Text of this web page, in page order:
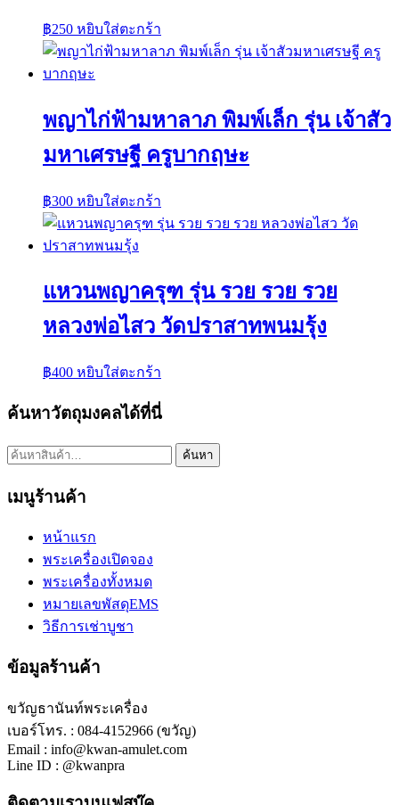
฿250 หยิบใส่ตะกร้า
พญาไก่ฟ้ามหาลาภ พิมพ์เล็ก รุ่น เจ้าสัว
มหาเศรษฐี ครูบากฤษะ
฿300 หยิบใส่ตะกร้า
แหวนพญาครุฑ รุ่น รวย รวย รวย
หลวงพ่อไสว วัดปราสาทพนมรุ้ง
฿400 หยิบใส่ตะกร้า
ค้นหาวัตถุมงคลได้ที่นี่
ค้นหา: ค้นหา
เมนูร้านค้า
หน้าแรก
พระเครื่องเปิดจอง
พระเครื่องทั้งหมด
หมายเลขพัสดุEMS
วิธีการเช่าบูชา
ข้อมูลร้านค้า
ขวัญธานันท์พระเครื่อง
เบอร์โทร. : 084-4152966 (ขวัญ)
Email : info@kwan-amulet.com
Line ID : @kwanpra